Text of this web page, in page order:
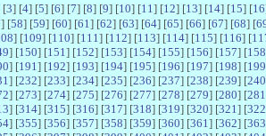
[3] [4] [5] [6] [7] [8] [9] [10] [11 ] [12] [13] [14] [15] [16
] [58] [59] [60] [61 ] [62] [63] [64] [65] [66] [67] [68] [
] [109] [110] [111 ] [112] [113] [114] [115] [116] [
] [150] [151 ] [152] [153] [154] [155] [156] [157] [158
] [191 ] [192] [193] [194] [195] [196] [197] [198] [199
] [232] [233] [234] [235] [236] [237] [238] [239] [240
] [273] [274] [275] [276] [277] [278] [279] [280] [281
] [314] [315] [316] [317] [318] [319] [320] [321 ] [322
] [355] [356] [357] [358] [359] [360] [361 ] [362] [363